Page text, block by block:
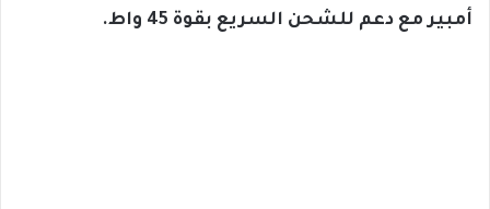
أمبير مع دعم للشحن السريع بقوة 45 واط.